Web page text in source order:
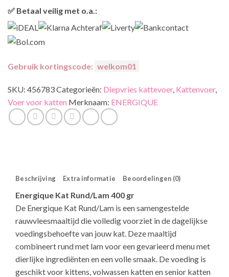
✅ Betaal veilig met o.a.:
Gebruik kortingscode: welkom01
SKU: 456783Categorieën: Diepvries kattevoer, Kattenvoer,
Voer voor katten Merknaam: ENERGIQUE
Beschrijving Extra informatie Beoordelingen (0)
Energique Kat Rund/Lam 400 gr
De Energique Kat Rund/Lam is een samengestelde
rauwvleesmaaltijd die volledig voorziet in de dagelijkse
voedingsbehoefte van jouw kat. Deze maaltijd
combineert rund met lam voor een gevarieerd menu met
dierlijke ingrediënten en een volle smaak. De voeding is
geschikt voor kittens, volwassen katten en senior katten